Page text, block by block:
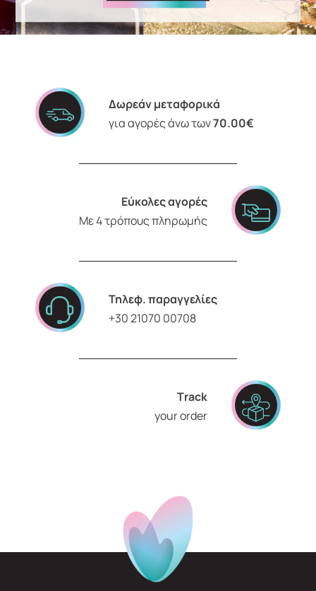
Δωρεάν μεταφορικά
για αγορές άνω των70.00€
Εύκολες αγορές
Με 4 τρόπους πληρωμής
Τηλεφ. παραγγελίες
+30 21070 00708
Τrack
your order